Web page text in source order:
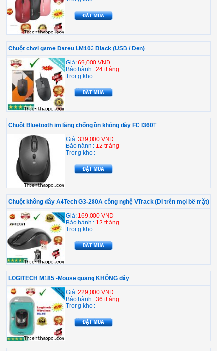
Chuột chơi game Dareu LM103 Black (USB / Đen)
Giá: 69,000 VND
Bảo hành : 24 tháng
Trong kho :
Chuột Bluetooth im lặng chống ồn không dây FD I360T
Giá: 339,000 VND
Bảo hành : 12 tháng
Trong kho :
Chuột không dây A4Tech G3-280A công nghệ VTrack (Di trên mọi bề mặt)
Giá: 169,000 VND
Bảo hành : 12 tháng
Trong kho :
LOGITECH M185 -Mouse quang KHÔNG dây
Giá: 229,000 VND
Bảo hành : 36 tháng
Trong kho :